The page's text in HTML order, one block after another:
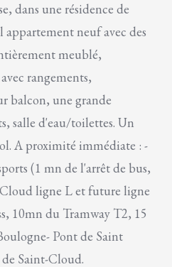
dans une résidence de
neuf avec des
meublé,
rangements,
balcon, une grande
salle d'eau/toilettes. Un
A proximité immédiate : -
(1 mn de l'arrêt de bus,
ligne L et future ligne
10mn du Tramway T2, 15
Pont de Saint
Saint-Cloud.